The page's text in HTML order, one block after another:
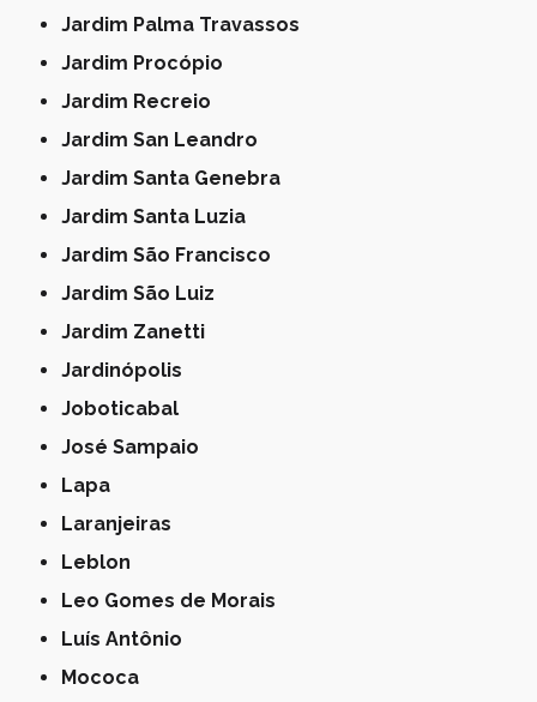
Jardim Palma Travassos
Jardim Procópio
Jardim Recreio
Jardim San Leandro
Jardim Santa Genebra
Jardim Santa Luzia
Jardim São Francisco
Jardim São Luiz
Jardim Zanetti
Jardinópolis
Joboticabal
José Sampaio
Lapa
Laranjeiras
Leblon
Leo Gomes de Morais
Luís Antônio
Mococa